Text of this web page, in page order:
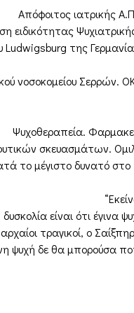
Απόφοιτος ιατρικής
ειδικότητας
της
νοσοκομείου
Ψυχοθεραπεία.
σκευασμάτων.
το μέγιστο δυνατό στο
δυσκολία είναι ότι έγινα
αρχαίοι τραγικοί, ο
ψυχή δε θα μπορούσα